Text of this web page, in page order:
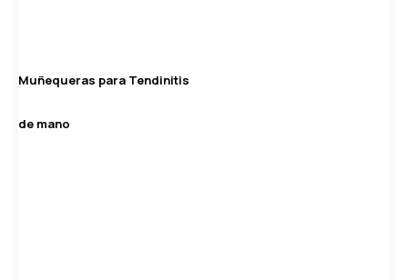
Muñequeras para Tendinitis
de mano